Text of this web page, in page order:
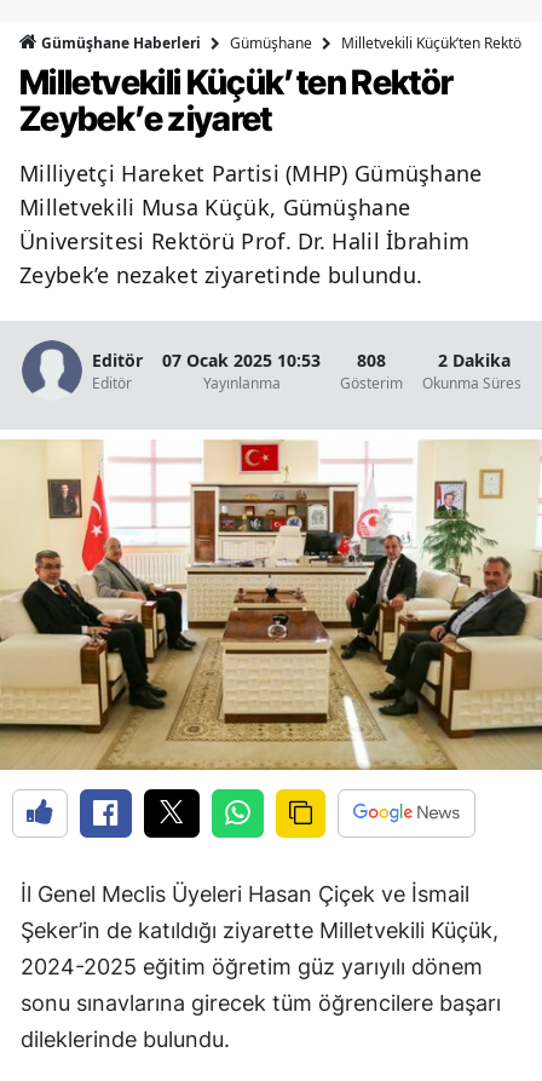
Bingöl
Bolu
Burdur
Bursa
Çanakkale
Çankırı
Denizli
Diyarbakır
Edirne
Elazığ
Erzincan
Erzurum
Eskişehir
Gaziantep
Gümüşhane
Hakkari
Hatay
Gümüşhane Haberleri Gümüşhane Milletvekili Küçük’ten Rektör
Milletvekili Küçük’ten Rektör
Zeybek’e ziyaret
Milliyetçi Hareket Partisi (MHP) Gümüşhane
Milletvekili Musa Küçük, Gümüşhane
Üniversitesi Rektörü Prof. Dr. Halil İbrahim
Zeybek’e nezaket ziyaretinde bulundu.
Editör
Editör
07 Ocak 2025 10:53
Yayınlanma
808
Gösterim
2 Dakika
Okunma Süresi
İl Genel Meclis Üyeleri Hasan Çiçek ve İsmail
Şeker’in de katıldığı ziyarette Milletvekili Küçük,
2024-2025 eğitim öğretim güz yarıyılı dönem
sonu sınavlarına girecek tüm öğrencilere başarı
dileklerinde bulundu.